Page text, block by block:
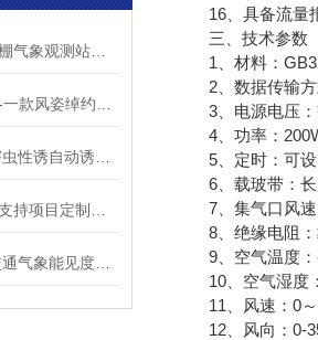
16、具备流量报
三、技术参数
1、材料：
2、数据传输方
3、电源电压：
4、功率：
5、定时：可设
6、载玻带：长
7、集气口风速
8、绝缘电阻：
9、空气温度：
10、空气湿度：
11、风速：0～
12、风向：0-